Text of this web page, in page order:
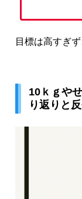
目標は高すぎ
10ｋｇや
り返りと